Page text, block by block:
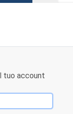
tuo account